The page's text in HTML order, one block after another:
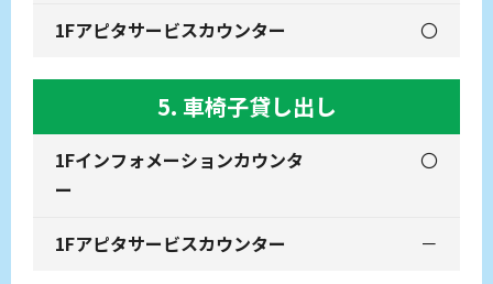
〇
5. 車椅子貸し出し
〇
－